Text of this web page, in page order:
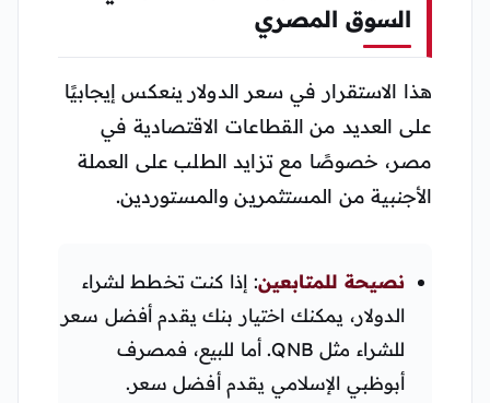
السوق المصري
هذا الاستقرار في سعر الدولار ينعكس إيجابيًا
على العديد من القطاعات الاقتصادية في
مصر، خصوصًا مع تزايد الطلب على العملة
الأجنبية من المستثمرين والمستوردين.
نصيحة للمتابعين: إذا كنت تخطط لشراء
الدولار، يمكنك اختيار بنك يقدم أفضل سعر
للشراء مثل QNB. أما للبيع، فمصرف
أبوظبي الإسلامي يقدم أفضل سعر.